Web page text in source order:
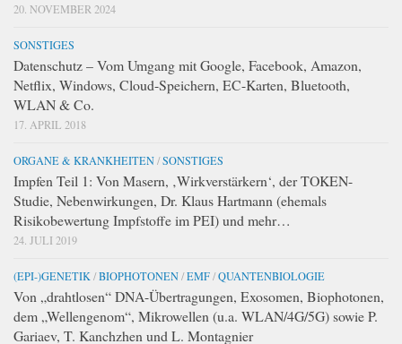
20. NOVEMBER 2024
SONSTIGES
Datenschutz – Vom Umgang mit Google, Facebook, Amazon,
Netflix, Windows, Cloud-Speichern, EC-Karten, Bluetooth,
WLAN & Co.
17. APRIL 2018
ORGANE & KRANKHEITEN/SONSTIGES
Impfen Teil 1: Von Masern, ‚Wirkverstärkern‘, der TOKEN-
Studie, Nebenwirkungen, Dr. Klaus Hartmann (ehemals
Risikobewertung Impfstoffe im PEI) und mehr…
24. JULI 2019
(EPI-)GENETIK /BIOPHOTONEN/EMF/QUANTENBIOLOGIE
Von „drahtlosen“ DNA-Übertragungen, Exosomen, Biophotonen,
dem „Wellengenom“, Mikrowellen (u.a. WLAN/4G/5G) sowie P.
Gariaev, T. Kanchzhen und L. Montagnier